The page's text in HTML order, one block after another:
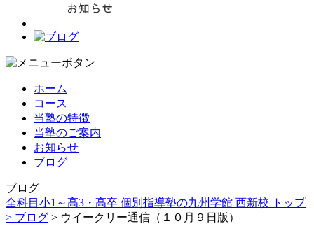
ホーム
コース
当塾の特徴
当塾のご案内
お知らせ
ブログ
ブログ
全科目小1～高3・高卒 個別指導塾の九州学館 西新校 トップ
> ブログ > ウイークリー通信（１０月９日版）